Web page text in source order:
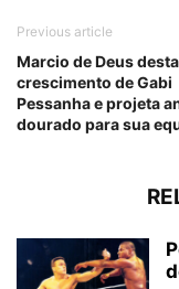
Previous article
Marcio de Deus
crescimento de Gabi
Pessanha e projeta
dourado para sua